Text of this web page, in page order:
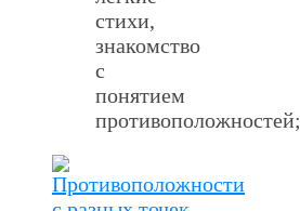
стихи,
знакомство
с
понятием
противоположностей;